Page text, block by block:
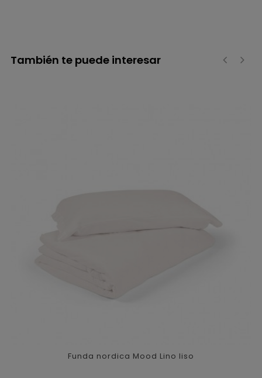
También te puede interesar
Funda nordica Mood Lino liso